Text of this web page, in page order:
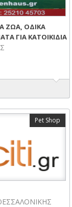
ΖΩΑ, ΟΔΙΚΑ
ΓΙΑ ΚΑΤΟΙΚΙΔΙΑ
Pet Shop